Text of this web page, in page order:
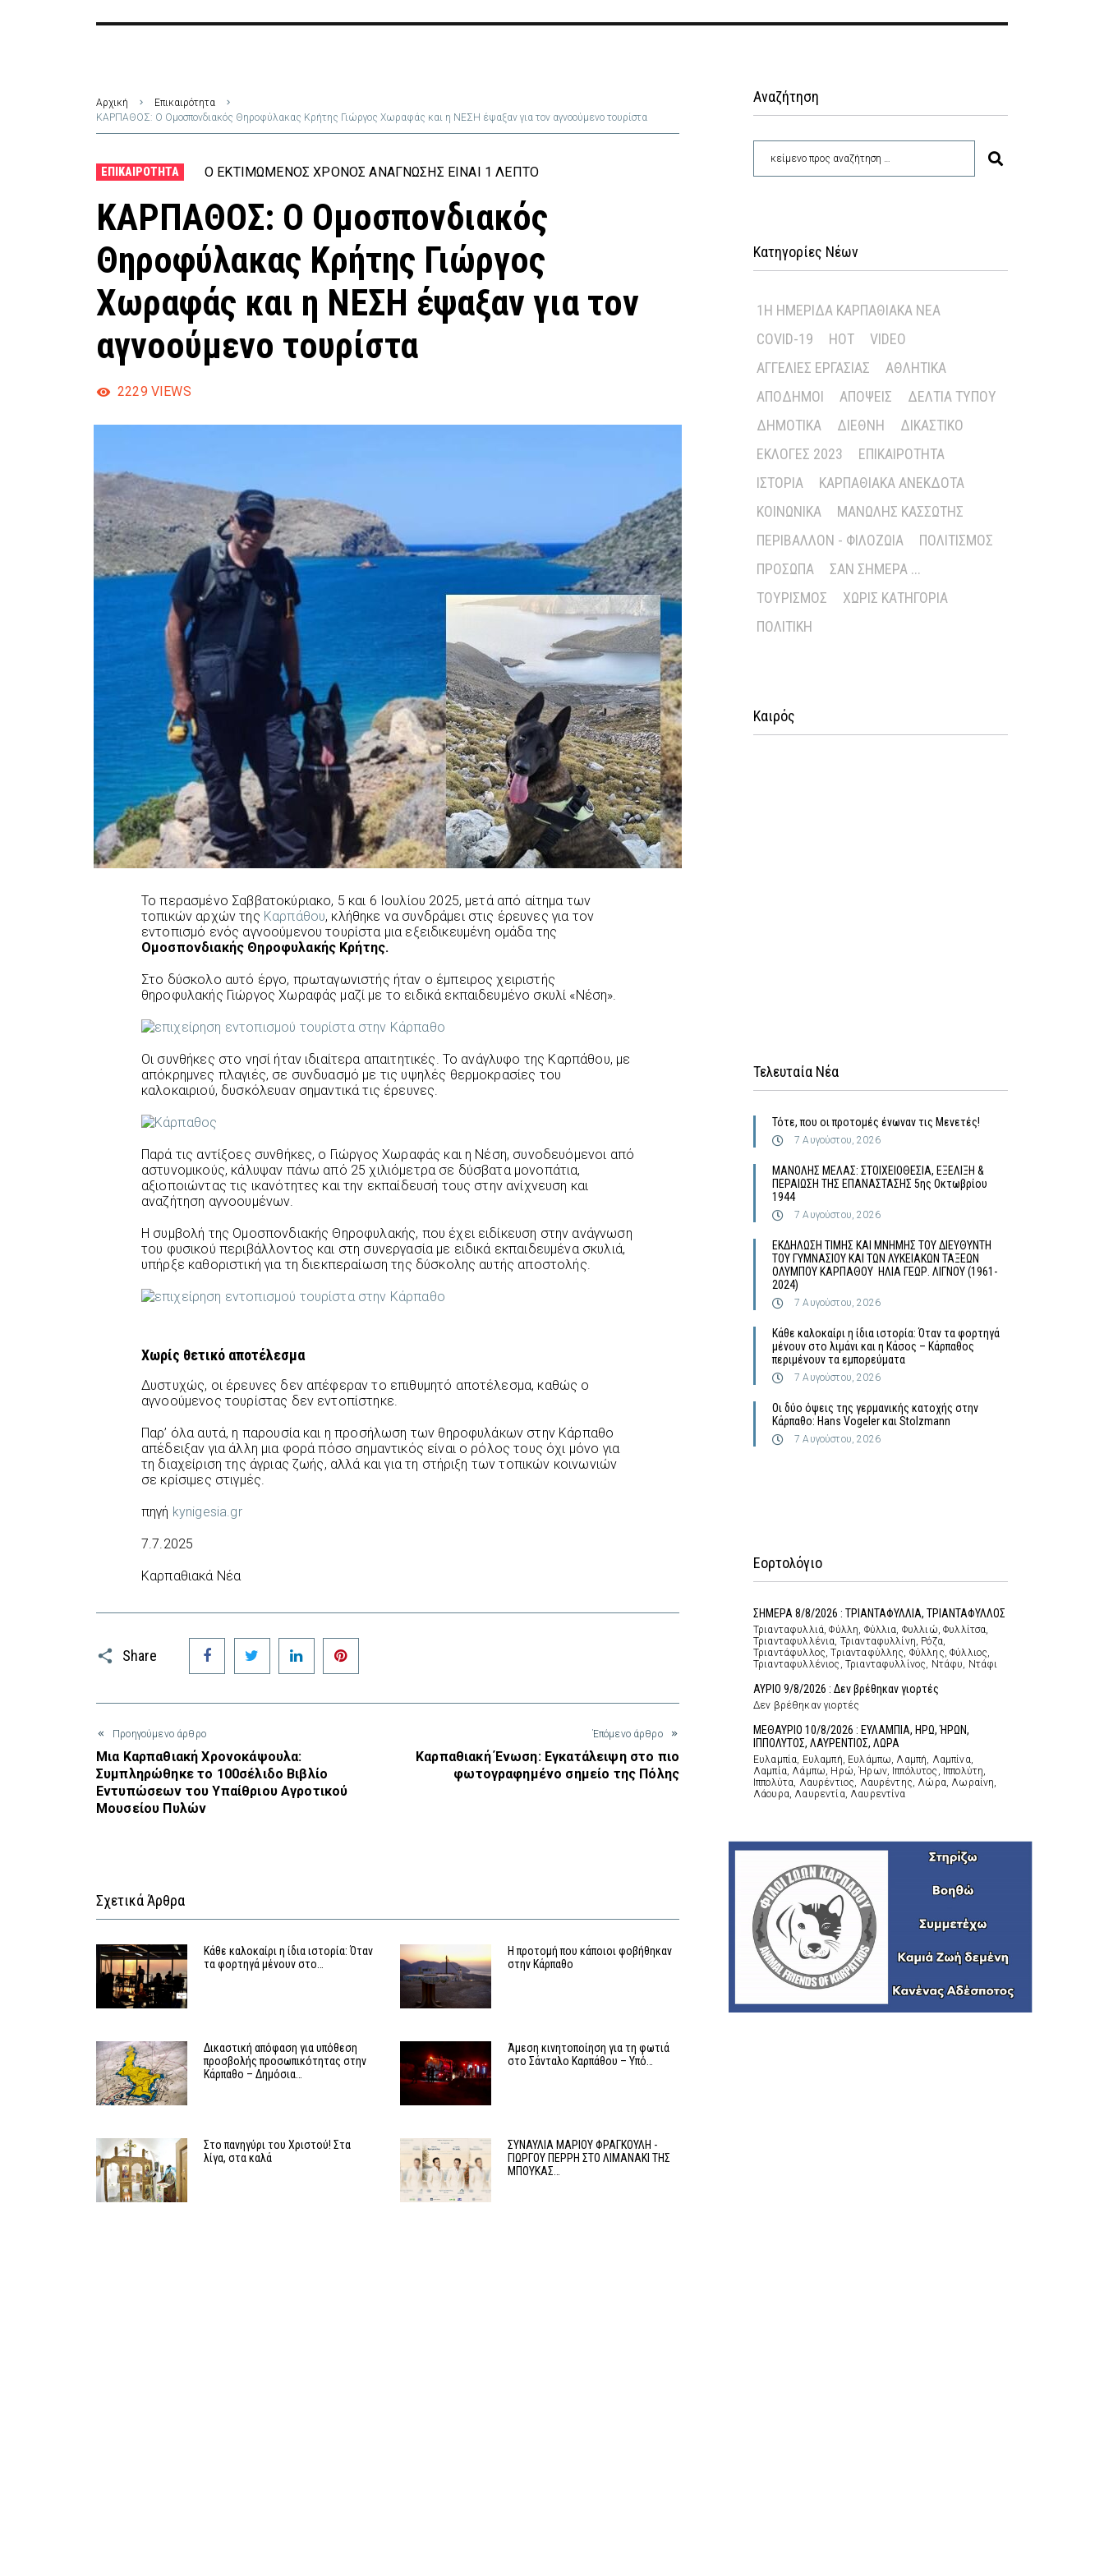
Αρχική
Επικαιρότητα
ΚΑΡΠΑΘΟΣ: Ο Ομοσπονδιακός Θηροφύλακας Κρήτης Γιώργος Χωραφάς και η ΝΕΣΗ έψαξαν για τον αγνοούμενο τουρίστα
ΕΠΙΚΑΙΡΌΤΗΤΑ Ο ΕΚΤΙΜΏΜΕΝΟΣ ΧΡΌΝΟΣ ΑΝΆΓΝΩΣΗΣ ΕΊΝΑΙ 1 ΛΕΠΤΌ
ΚΑΡΠΑΘΟΣ: Ο Ομοσπονδιακός
Θηροφύλακας Κρήτης Γιώργος
Χωραφάς και η ΝΕΣΗ έψαξαν για τον
αγνοούμενο τουρίστα
2229 VIEWS
Το περασμένο Σαββατοκύριακο, 5 και 6 Ιουλίου 2025, μετά από αίτημα των
τοπικών αρχών της Καρπάθου, κλήθηκε να συνδράμει στις έρευνες για τον
εντοπισμό ενός αγνοούμενου τουρίστα μια εξειδικευμένη ομάδα της
Ομοσπονδιακής Θηροφυλακής Κρήτης.
Στο δύσκολο αυτό έργο, πρωταγωνιστής ήταν ο έμπειρος χειριστής
θηροφυλακής Γιώργος Χωραφάς μαζί με το ειδικά εκπαιδευμένο σκυλί «Νέση».
Οι συνθήκες στο νησί ήταν ιδιαίτερα απαιτητικές. Το ανάγλυφο της Καρπάθου, με
απόκρημνες πλαγιές, σε συνδυασμό με τις υψηλές θερμοκρασίες του
καλοκαιριού, δυσκόλευαν σημαντικά τις έρευνες.
Παρά τις αντίξοες συνθήκες, ο Γιώργος Χωραφάς και η Νέση, συνοδευόμενοι από
αστυνομικούς, κάλυψαν πάνω από 25 χιλιόμετρα σε δύσβατα μονοπάτια,
αξιοποιώντας τις ικανότητες και την εκπαίδευσή τους στην ανίχνευση και
αναζήτηση αγνοουμένων.
Η συμβολή της Ομοσπονδιακής Θηροφυλακής, που έχει ειδίκευση στην ανάγνωση
του φυσικού περιβάλλοντος και στη συνεργασία με ειδικά εκπαιδευμένα σκυλιά,
υπήρξε καθοριστική για τη διεκπεραίωση της δύσκολης αυτής αποστολής.
Χωρίς θετικό αποτέλεσμα
Δυστυχώς, οι έρευνες δεν απέφεραν το επιθυμητό αποτέλεσμα, καθώς ο
αγνοούμενος τουρίστας δεν εντοπίστηκε.
Παρ’ όλα αυτά, η παρουσία και η προσήλωση των θηροφυλάκων στην Κάρπαθο
απέδειξαν για άλλη μια φορά πόσο σημαντικός είναι ο ρόλος τους όχι μόνο για
τη διαχείριση της άγριας ζωής, αλλά και για τη στήριξη των τοπικών κοινωνιών
σε κρίσιμες στιγμές.
πηγή kynigesia.gr
7.7.2025
Καρπαθιακά Νέα
Share
Facebook Twitter LinkedIn
Προηγούμενο άρθρο
Μια Καρπαθιακή Χρονοκάψουλα:
Συμπληρώθηκε το 100σέλιδο Βιβλίο
Εντυπώσεων του Υπαίθριου Αγροτικού
Μουσείου Πυλών
Έπόμενο άρθρο
Καρπαθιακή Ένωση: Εγκατάλειψη στο πιο
φωτογραφημένο σημείο της Πόλης
Σχετικά Άρθρα
Κάθε καλοκαίρι η ίδια ιστορία: Όταν
τα φορτηγά μένουν στο…
Η προτομή που κάποιοι φοβήθηκαν
στην Κάρπαθο
Δικαστική απόφαση για υπόθεση
προσβολής προσωπικότητας στην
Κάρπαθο – Δημόσια…
Άμεση κινητοποίηση για τη φωτιά
στο Σάνταλο Καρπάθου – Υπό…
Στο πανηγύρι του Χριστού! Στα
λίγα, στα καλά
ΣΥΝΑΥΛΙΑ ΜΑΡΙΟΥ ΦΡΑΓΚΟΥΛΗ -
ΓΙΩΡΓΟΥ ΠΕΡΡΗ ΣΤΟ ΛΙΜΑΝΑΚΙ ΤΗΣ
ΜΠΟΥΚΑΣ…
Αναζήτηση
Κατηγορίες Νέων
1Η ΗΜΕΡΊΔΑ ΚΑΡΠΑΘΙΑΚΆ ΝΈΑ
COVID-19
HOT
VIDEO
ΑΓΓΕΛΊΕΣ ΕΡΓΑΣΊΑΣ
ΑΘΛΗΤΙΚΆ
ΑΠΌΔΗΜΟΙ
ΑΠΌΨΕΙΣ
ΔΕΛΤΊΑ ΤΎΠΟΥ
ΔΗΜΟΤΙΚΆ
ΔΙΕΘΝΉ
ΔΙΚΑΣΤΙΚΌ
ΕΚΛΟΓΈΣ 2023
ΕΠΙΚΑΙΡΌΤΗΤΑ
ΙΣΤΟΡΊΑ
ΚΑΡΠΑΘΙΑΚΆ ΑΝΈΚΔΟΤΑ
ΚΟΙΝΩΝΙΚΆ
ΜΑΝΏΛΗΣ ΚΑΣΣΏΤΗΣ
ΠΕΡΙΒΆΛΛΟΝ - ΦΙΛΟΖΩΊΑ
ΠΟΛΙΤΙΣΜΌΣ
ΠΡΌΣΩΠΑ
ΣΑΝ ΣΉΜΕΡΑ ...
ΤΟΥΡΙΣΜΌΣ
ΧΩΡΊΣ ΚΑΤΗΓΟΡΊΑ
ΠΟΛΙΤΙΚΉ
Καιρός
Τελευταία Νέα
Τότε, που οι προτομές ένωναν τις Μενετές!
7 Αυγούστου, 2026
MΑΝΟΛΗΣ ΜΕΛΑΣ: ΣΤΟΙΧΕΙΟΘΕΣΙΑ, ΕΞΕΛΙΞΗ &
ΠΕΡΑΙΩΣΗ ΤΗΣ ΕΠΑΝΑΣΤΑΣΗΣ 5ης Οκτωβρίου
1944
7 Αυγούστου, 2026
ΕΚΔΗΛΩΣΗ ΤΙΜΗΣ ΚΑΙ ΜΝΗΜΗΣ ΤΟΥ ΔΙΕΥΘΥΝΤΗ
ΤΟΥ ΓΥΜΝΑΣΙΟΥ ΚΑΙ ΤΩΝ ΛΥΚΕΙΑΚΩΝ ΤΑΞΕΩΝ
ΟΛΥΜΠΟΥ ΚΑΡΠΑΘΟΥ ΗΛΙΑ ΓΕΩΡ. ΛΙΓΝΟΥ (1961-
2024)
7 Αυγούστου, 2026
Κάθε καλοκαίρι η ίδια ιστορία: Όταν τα φορτηγά
μένουν στο λιμάνι και η Κάσος – Κάρπαθος
περιμένουν τα εμπορεύματα
7 Αυγούστου, 2026
Οι δύο όψεις της γερμανικής κατοχής στην
Κάρπαθο: Hans Vogeler και Stolzmann
7 Αυγούστου, 2026
Εορτολόγιο
ΣΗΜΕΡΑ 8/8/2026 : ΤΡΙΑΝΤΑΦΥΛΛΙΑ, ΤΡΙΑΝΤΑΦΥΛΛΟΣ
Τριανταφυλλιά, Φύλλη, Φύλλια, Φυλλιώ, Φυλλίτσα,
Τριανταφυλλένια, Τριανταφυλλίνη, Ρόζα,
Τριαντάφυλλος, Τριανταφύλλης, Φύλλης, Φύλλιος,
Τριανταφυλλένιος, Τριανταφυλλίνος, Ντάφυ, Ντάφι
ΑΥΡΙΟ 9/8/2026 : Δεν βρέθηκαν γιορτές
Δεν βρέθηκαν γιορτές
ΜΕΘΑΥΡΙΟ 10/8/2026 : ΕΥΛΑΜΠΙΑ, ΗΡΩ, ΉΡΩΝ,
ΙΠΠΟΛΥΤΟΣ, ΛΑΥΡΕΝΤΙΟΣ, ΛΩΡΑ
Ευλαμπία, Ευλαμπή, Ευλάμπω, Λαμπή, Λαμπίνα,
Λαμπία, Λάμπω, Ηρώ, Ήρων, Ιππόλυτος, Ιππολύτη,
Ιππολύτα, Λαυρέντιος, Λαυρέντης, Λώρα, Λωραίνη,
Λάουρα, Λαυρεντία, Λαυρεντίνα